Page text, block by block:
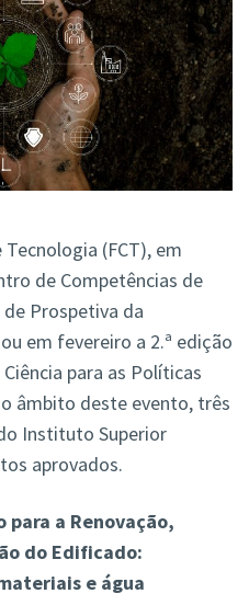
Tecnologia (FCT), em
de Competências de
Prospetiva da
em fevereiro a 2.ª edição
para as Políticas
âmbito deste evento, três
Instituto Superior
aprovados.
para a Renovação,
do Edificado:
e água